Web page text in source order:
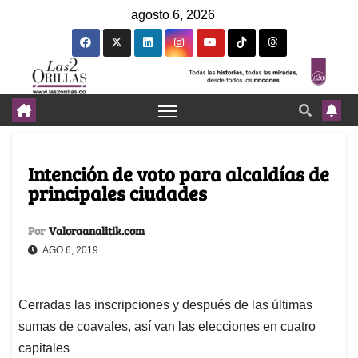
agosto 6, 2026
Intención de voto para alcaldías de
principales ciudades
Por Valoraanalitik.com
AGO 6, 2019
Cerradas las inscripciones y después de las últimas
sumas de coavales, así van las elecciones en cuatro
capitales